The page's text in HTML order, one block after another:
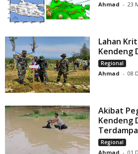
Ahmad - 23
Lahan
Kendeng
Regional
Ahmad - 08
Akibat
Kendeng
Regional
Ahmad - 01